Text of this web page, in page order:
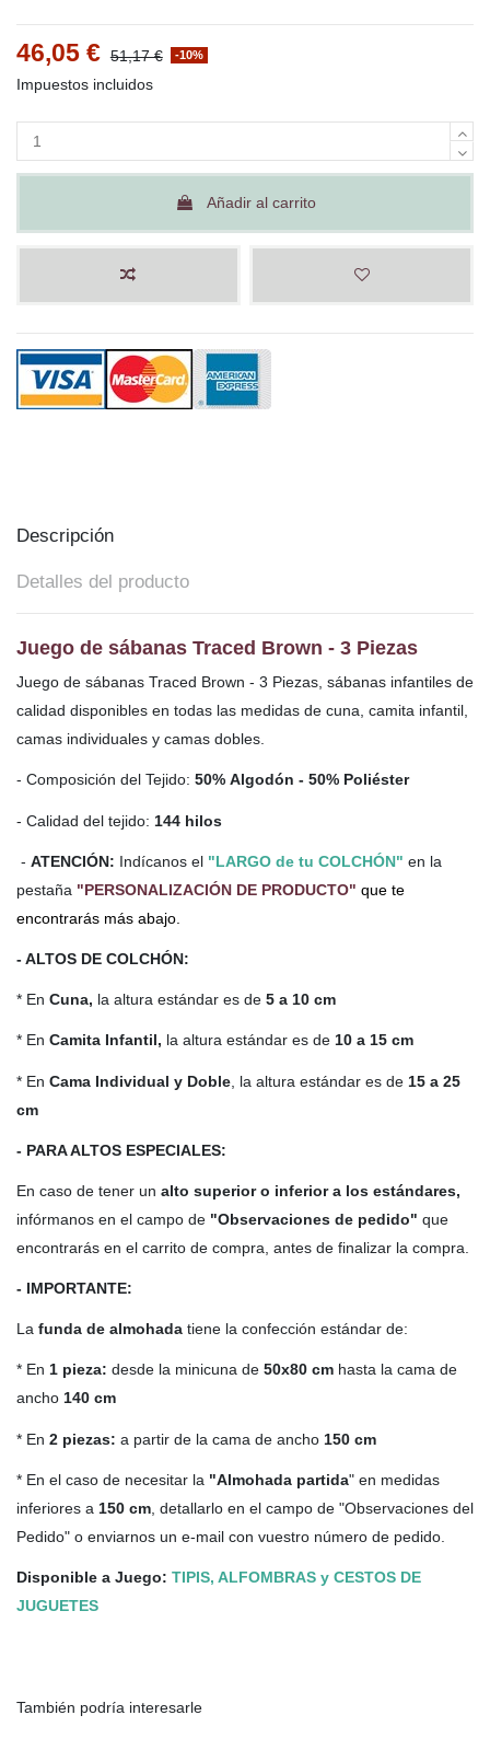
46,05 € 51,17 € -10%
Impuestos incluidos
Añadir al carrito
Descripción
Detalles del producto
Juego de sábanas Traced Brown - 3 Piezas
Juego de sábanas Traced Brown - 3 Piezas, sábanas infantiles de
calidad disponibles en todas las medidas de cuna, camita infantil,
camas individuales y camas dobles.
- Composición del Tejido: 50% Algodón - 50% Poliéster
- Calidad del tejido: 144 hilos
- ATENCIÓN: Indícanos el "LARGO de tu COLCHÓN" en la
pestaña "PERSONALIZACIÓN DE PRODUCTO" que te
encontrarás más abajo.
- ALTOS DE COLCHÓN:
* En Cuna, la altura estándar es de 5 a 10 cm
* En Camita Infantil, la altura estándar es de 10 a 15 cm
* En Cama Individual y Doble , la altura estándar es de 15 a 25
cm
- PARA ALTOS ESPECIALES:
En caso de tener un alto superior o inferior a los estándares,
infórmanos en el campo de "Observaciones de pedido" que
encontrarás en el carrito de compra, antes de finalizar la compra.
- IMPORTANTE:
La funda de almohada tiene la confección estándar de:
* En 1 pieza: desde la minicuna de 50x80 cm hasta la cama de
ancho 140 cm
* En 2 piezas: a partir de la cama de ancho 150 cm
* En el caso de necesitar la "Almohada partida" en medidas
inferiores a 150 cm , detallarlo en el campo de "Observaciones del
Pedido" o enviarnos un e-mail con vuestro número de pedido.
Disponible a Juego: TIPIS, ALFOMBRAS y CESTOS DE
JUGUETES
También podría interesarle